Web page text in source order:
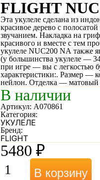
5480 ₽
Эта укулеле сделана из
красивое дерево с
звучанием. Накладка на
красивого и вместе с тем
укулеле NUC200 NA также
(у большинства укулеле —
при игре — вы с легкостью
характеристики:. Размер
нейлон. Отделка — матовый
В наличии
В корзину
Артикул: A070861
Категория:
УКУЛЕЛЕ
Бренд:
FLIGHT